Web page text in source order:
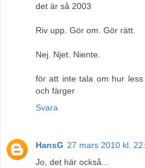
det är så 2003
Riv upp. Gör om. Gör rätt.
Nej. Njet. Niente.
för att inte tala om hur
och färger
Svara
HansG 27 mars 2010 kl.
Jo, det här också...